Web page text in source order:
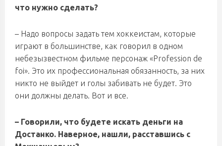
что нужно сделать?
– Надо вопросы задать тем хоккеистам, которые
играют в большинстве, как говорил в одном
небезызвестном фильме персонаж «Profession de
foi». Это их профессиональная обязанность, за них
никто не выйдет и голы забивать не будет. Это
они должны делать. Вот и все.
– Говорили, что будете искать деньги на
Достанко. Наверное, нашли, расставшись с